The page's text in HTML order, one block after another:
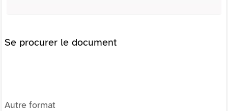
Se procurer le document
Autre format